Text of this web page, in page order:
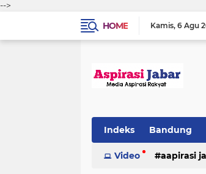
-->
HOME
Kamis 6 Agu
Indeks Bandung
Video aapirasi